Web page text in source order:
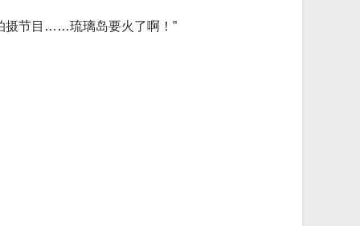
摄节目……琉璃岛要火了啊！”